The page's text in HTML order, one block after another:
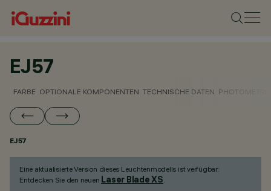
EJ57
FARBE OPTIONALE KOMPONENTEN TECHNISCHE DATEN
EJ57
Eine aktualisierte Version dieses Leuchtenmodells ist verfügbar:
Entdecken Sie den neuen Laser Blade XS.